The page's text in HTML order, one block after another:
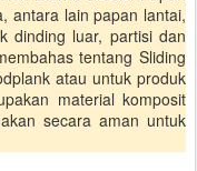
antara lain papan lantai,
dinding luar, partisi dan
tentang Sliding
atau untuk produk
material komposit
secara aman untuk